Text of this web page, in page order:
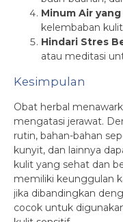
Minum Air
kelembaban
Hindari Stres
atau meditasi
Kesimpulan
Obat herbal
mengatasi jerawat.
rutin, bahan-bahan
kunyit, dan lainnya
kulit yang sehat dan
memiliki keunggulan
jika dibandingkan
cocok untuk